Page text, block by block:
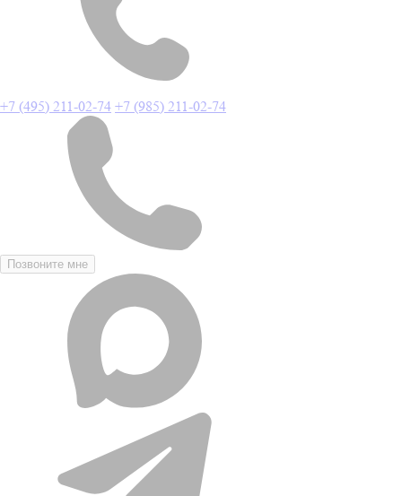
+7 (495) 211-02-74 +7 (985) 211-02-74
Позвоните мне